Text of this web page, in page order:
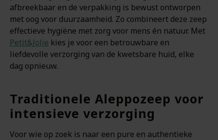
afbreekbaar en de verpakking is bewust ontworpen
met oog voor duurzaamheid. Zo combineert deze zeep
effectieve hygiëne met zorg voor mens én natuur. Met
Petit&Jolie kies je voor een betrouwbare en
liefdevolle verzorging van de kwetsbare huid, elke
dag opnieuw.
Traditionele Aleppozeep voor
intensieve verzorging
Voor wie op zoek is naar een pure en authentieke